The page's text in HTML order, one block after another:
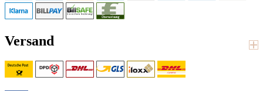
Versand